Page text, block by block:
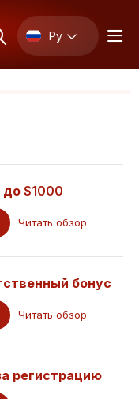
Ру
до$1000
Читать обзор
бонус
Читать обзор
регистрацию